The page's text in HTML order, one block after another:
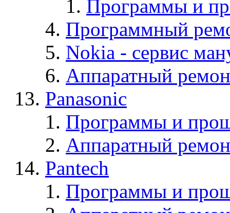
Программы и
Программный
Nokia - cервис
Аппаратный
Panasonic
Программы и
Аппаратный
Pantech
Программы и